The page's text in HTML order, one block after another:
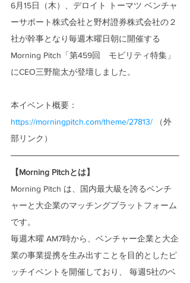
6月15日（木）、デロイト トーマツ ベンチャ
ーサポート株式会社と野村證券株式会社の２
社が幹事となり毎週木曜日朝に開催する
Morning Pitch「第459回　モビリティ特集」
にCEO三野龍太が登壇しました。
本イベント概要：
https://morningpitch.com/theme/27813/ （外
部リンク）
【Morning Pitchとは】
Morning Pitch は、国内最大級を誇るベンチ
ャーと大企業のマッチングプラットフォーム
です。
毎週木曜 AM7時から、ベンチャー企業と大企
業の事業提携を生み出すことを目的としたピ
ッチイベントを開催しており、 毎週5社のベ